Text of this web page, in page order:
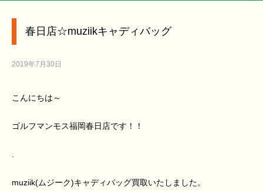
春日店☆muziikキャディバッグ
2019年7月30日
こんにちは～
ゴルフマンモス福岡春日店です！！
.
muziik(ムジーク)キャディバッグ買取いたしました。